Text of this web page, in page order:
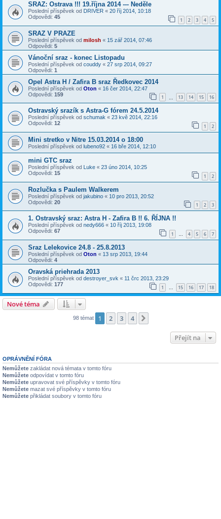
SRAZ: Ostrava !!! 19.října 2014 --- Neděle
Poslední příspěvek od DRIVER « 20 říj 2014, 10:18
Odpovědi: 45 1 2 3 4 5
SRAZ V PRAZE
Poslední příspěvek od milosh « 15 zář 2014, 07:46
Odpovědi: 5
Vánoční sraz - konec Listopadu
Poslední příspěvek od couddy « 27 srp 2014, 09:27
Odpovědi: 1
Opel Astra H / Zafira B sraz Ředkovec 2014
Poslední příspěvek od Oton « 16 čer 2014, 22:47
Odpovědi: 159 1 13 14 15 16
Ostravský srazík s Astra-G fórem 24.5.2014
Poslední příspěvek od schumak « 23 kvě 2014, 22:16
Odpovědi: 12 1 2
Mini stretko v Nitre 15.03.2014 o 18:00
Poslední příspěvek od lubeno92 « 16 bře 2014, 12:10
mini GTC sraz
Poslední příspěvek od Luke « 23 úno 2014, 10:25
Odpovědi: 15 1 2
Rozlučka s Paulem Walkerem
Poslední příspěvek od jakubino « 10 pro 2013, 20:52
Odpovědi: 20 1 2 3
1. Ostravský sraz: Astra H - Zafira B !! 6. ŘÍJNA !!
Poslední příspěvek od nedy666 « 10 říj 2013, 19:08
Odpovědi: 67 1 … 4 5 6 7
Sraz Lelekovice 24.8 - 25.8.2013
Poslední příspěvek od Oton « 13 srp 2013, 19:44
Odpovědi: 4
Oravská priehrada 2013
Poslední příspěvek od destroyer_svk « 11 črc 2013, 23:29
Odpovědi: 177 1 … 15 16 17 18
Nové téma
98 témat 1 2 3 4
Přejít na
OPRÁVNĚNÍ FÓRA
Nemůžete zakládat nová témata v tomto fóru
Nemůžete odpovídat v tomto fóru
Nemůžete upravovat své příspěvky v tomto fóru
Nemůžete mazat své příspěvky v tomto fóru
Nemůžete přikládat soubory v tomto fóru